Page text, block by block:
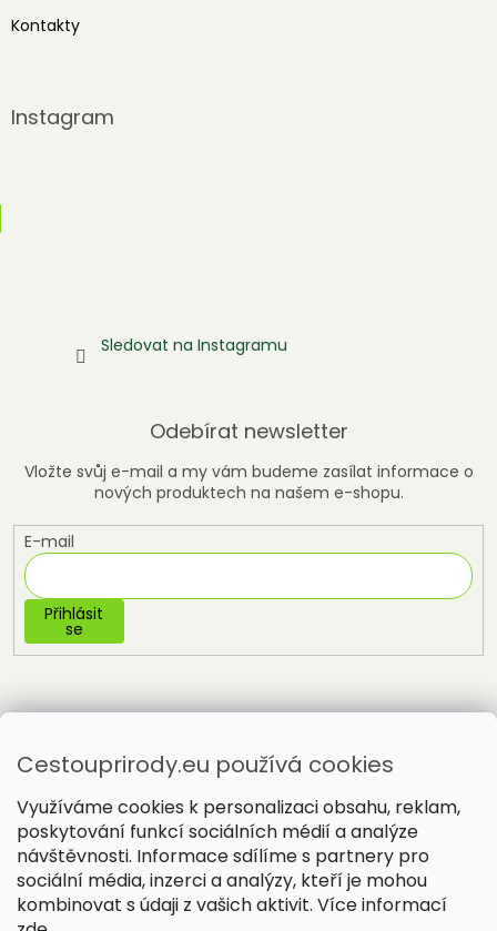
Cestouprirody.eu používá cookies
Využíváme cookies k personalizaci obsahu, reklam,
poskytování funkcí sociálních médií a analýze
návštěvnosti. Informace sdílíme s partnery pro
sociální média, inzerci a analýzy, kteří je mohou
kombinovat s údaji z vašich aktivit. Více informací
Kontakty
Instagram
Sledovat na Instagramu
Odebírat newsletter
Vložte svůj e-mail a my vám budeme zasílat informace o
nových produktech na našem e-shopu.
E-mail
Přihlásit
se
Vytvořil Shoptet